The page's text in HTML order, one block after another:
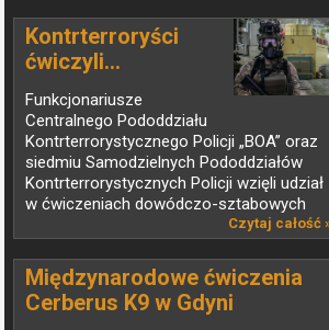
Kontrterroryści
ćwiczyli...
Funkcjonariusze
Centralnego Pododdziału
Kontrterrorystycznego Policji „BOA” oraz
siedmiu Samodzielnych Pododdziałów
Kontrterrorystycznych Policji wzięli udział
w ćwiczeniach dowódczo-sztabowych
Czytaj całość
Międzynarodowe ćwiczenia
Cerberus K9 w Gdyni